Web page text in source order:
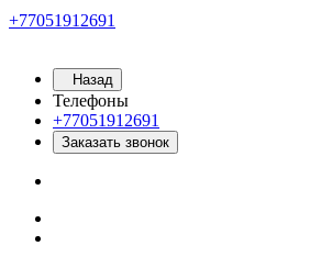
+77051912691
Назад
Телефоны
+77051912691
Заказать звонок